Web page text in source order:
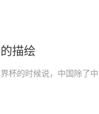
描绘
杯的时候说，中国除了中